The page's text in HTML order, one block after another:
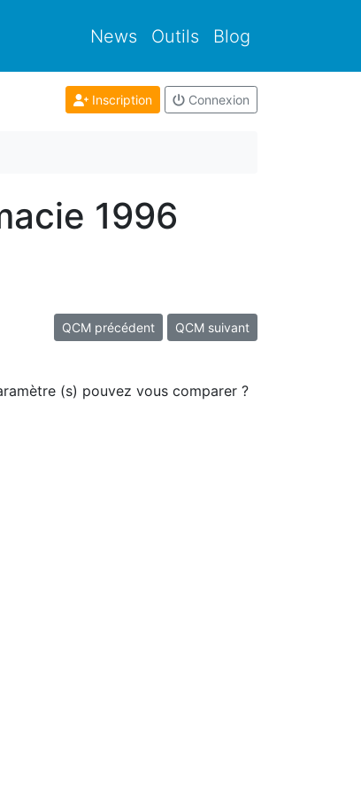
News Outils Blog
Inscription Connexion
1996
QCM précédent QCM suivant
(s) pouvez vous comparer ?